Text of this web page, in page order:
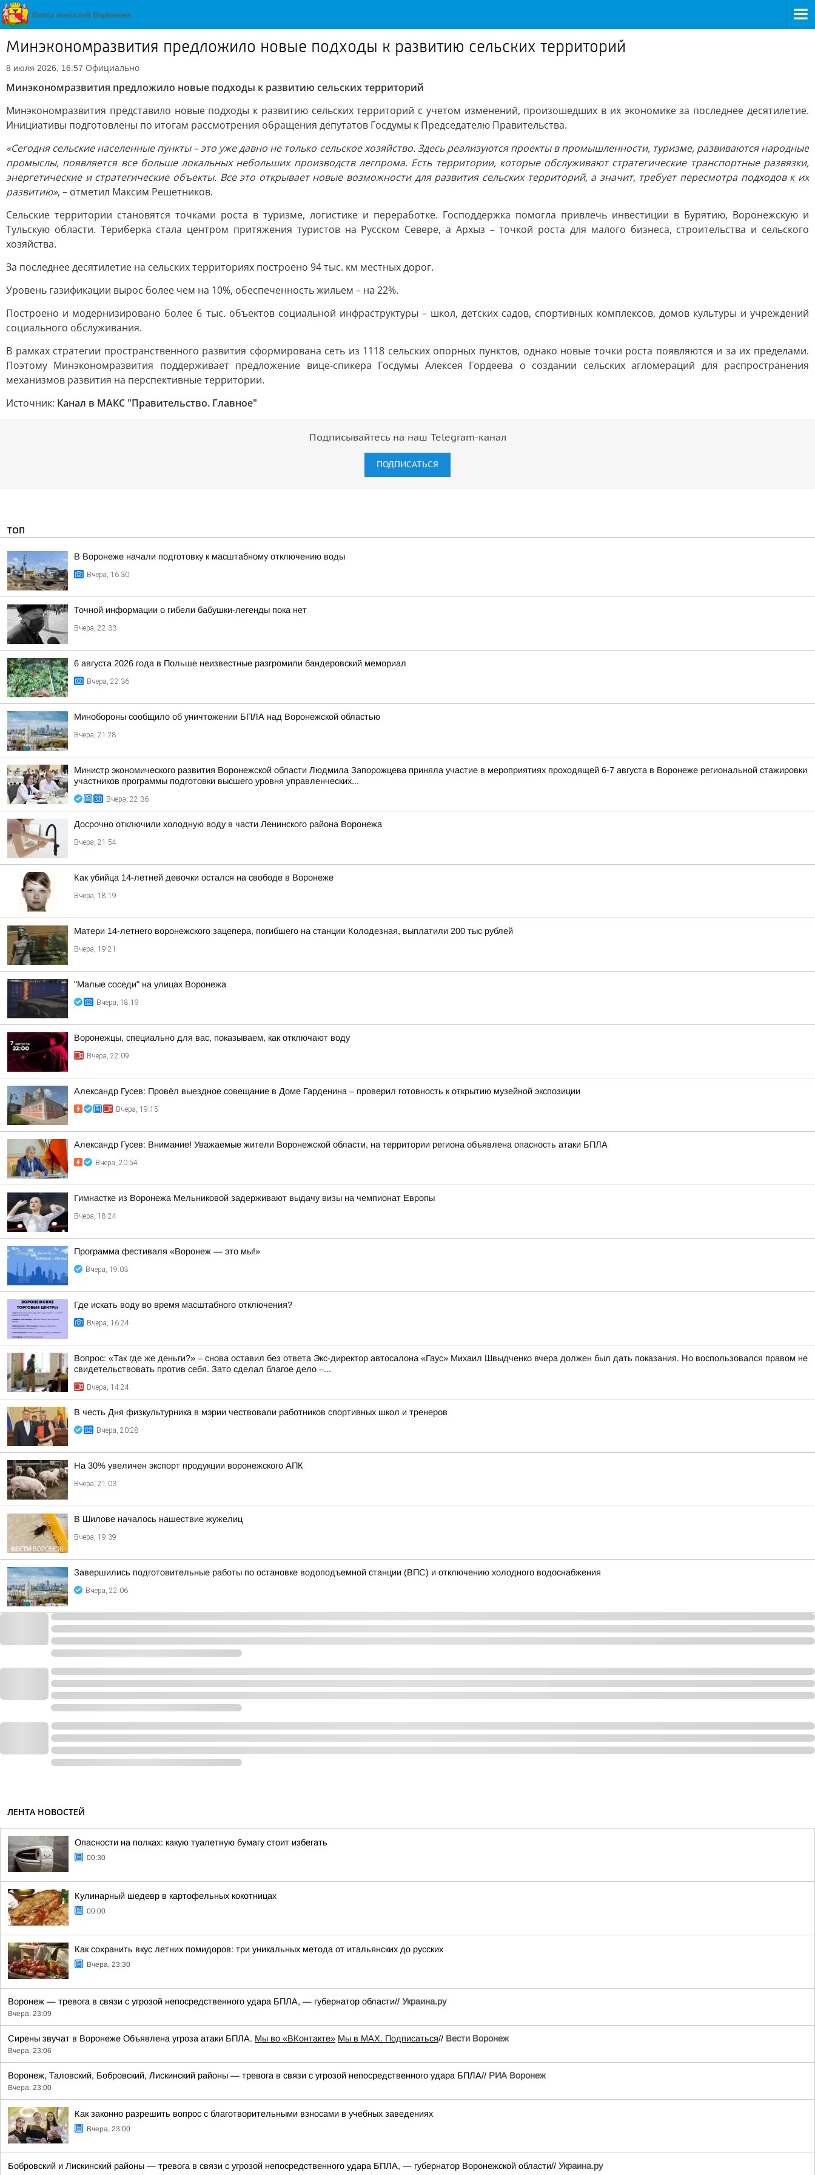
Минэкономразвития предложило новые подходы к развитию сельских территорий
8 июля 2026, 16:57 Официально
Минэкономразвития предложило новые подходы к развитию сельских территорий
Минэкономразвития представило новые подходы к развитию сельских территорий с учетом изменений, произошедших в их экономике за последнее десятилетие.
Инициативы подготовлены по итогам рассмотрения обращения депутатов Госдумы к Председателю Правительства.
«Сегодня сельские населенные пункты – это уже давно не только сельское хозяйство. Здесь реализуются проекты в промышленности, туризме, развиваются народные
промыслы, появляется все больше локальных небольших производств легпрома. Есть территории, которые обслуживают стратегические транспортные развязки,
энергетические и стратегические объекты. Все это открывает новые возможности для развития сельских территорий, а значит, требует пересмотра подходов к их
развитию», – отметил Максим Решетников.
Сельские территории становятся точками роста в туризме, логистике и переработке. Господдержка помогла привлечь инвестиции в Бурятию, Воронежскую и
Тульскую области. Териберка стала центром притяжения туристов на Русском Севере, а Архыз – точкой роста для малого бизнеса, строительства и сельского
хозяйства.
За последнее десятилетие на сельских территориях построено 94 тыс. км местных дорог.
Уровень газификации вырос более чем на 10%, обеспеченность жильем – на 22%.
Построено и модернизировано более 6 тыс. объектов социальной инфраструктуры – школ, детских садов, спортивных комплексов, домов культуры и учреждений
социального обслуживания.
В рамках стратегии пространственного развития сформирована сеть из 1118 сельских опорных пунктов, однако новые точки роста появляются и за их пределами.
Поэтому Минэкономразвития поддерживает предложение вице-спикера Госдумы Алексея Гордеева о создании сельских агломераций для распространения
механизмов развития на перспективные территории.
Источник: Канал в МАКС "Правительство. Главное"
Подписывайтесь на наш Telegram-канал
ПОДПИСАТЬСЯ
ТОП
В Воронеже начали подготовку к масштабному отключению воды
Вчера, 16:30
Точной информации о гибели бабушки-легенды пока нет
Вчера, 22:33
6 августа 2026 года в Польше неизвестные разгромили бандеровский мемориал
Вчера, 22:36
Минобороны сообщило об уничтожении БПЛА над Воронежской областью
Вчера, 21:28
Министр экономического развития Воронежской области Людмила Запорожцева приняла участие в мероприятиях проходящей 6-7 августа в Воронеже региональной стажировки
участников программы подготовки высшего уровня управленческих...
Вчера, 22:36
Досрочно отключили холодную воду в части Ленинского района Воронежа
Вчера, 21:54
Как убийца 14-летней девочки остался на свободе в Воронеже
Вчера, 18:19
Матери 14-летнего воронежского зацепера, погибшего на станции Колодезная, выплатили 200 тыс рублей
Вчера, 19:21
"Малые соседи" на улицах Воронежа
Вчера, 18:19
Воронежцы, специально для вас, показываем, как отключают воду
Вчера, 22:09
Александр Гусев: Провёл выездное совещание в Доме Гарденина – проверил готовность к открытию музейной экспозиции
Вчера, 19:15
Александр Гусев: Внимание! Уважаемые жители Воронежской области, на территории региона объявлена опасность атаки БПЛА
Вчера, 20:54
Гимнастке из Воронежа Мельниковой задерживают выдачу визы на чемпионат Европы
Вчера, 18:24
Программа фестиваля «Воронеж — это мы!»
Вчера, 19:03
Где искать воду во время масштабного отключения?
Вчера, 16:24
Вопрос: «Так где же деньги?» – снова оставил без ответа Экс-директор автосалона «Гаус» Михаил Швыдченко вчера должен был дать показания. Но воспользовался правом не
свидетельствовать против себя. Зато сделал благое дело –...
Вчера, 14:24
В честь Дня физкультурника в мэрии чествовали работников спортивных школ и тренеров
Вчера, 20:28
На 30% увеличен экспорт продукции воронежского АПК
Вчера, 21:03
В Шилове началось нашествие жужелиц
Вчера, 19:39
Завершились подготовительные работы по остановке водоподъемной станции (ВПС) и отключению холодного водоснабжения
Вчера, 22:06
ЛЕНТА НОВОСТЕЙ
Опасности на полках: какую туалетную бумагу стоит избегать
00:30
Кулинарный шедевр в картофельных кокотницах
00:00
Как сохранить вкус летних помидоров: три уникальных метода от итальянских до русских
Вчера, 23:30
Воронеж — тревога в связи с угрозой непосредственного удара БПЛА, — губернатор области// Украина.ру
Вчера, 23:09
Сирены звучат в Воронеже Объявлена угроза атаки БПЛА. Мы во «ВКонтакте» Мы в MAX. Подписаться// Вести Воронеж
Вчера, 23:06
Воронеж, Таловский, Бобровский, Лискинский районы — тревога в связи с угрозой непосредственного удара БПЛА// РИА Воронеж
Вчера, 23:00
Как законно разрешить вопрос с благотворительными взносами в учебных заведениях
Вчера, 23:00
Бобровский и Лискинский районы — тревога в связи с угрозой непосредственного удара БПЛА, — губернатор Воронежской области// Украина.ру